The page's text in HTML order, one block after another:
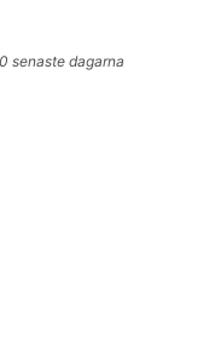
senaste dagarna